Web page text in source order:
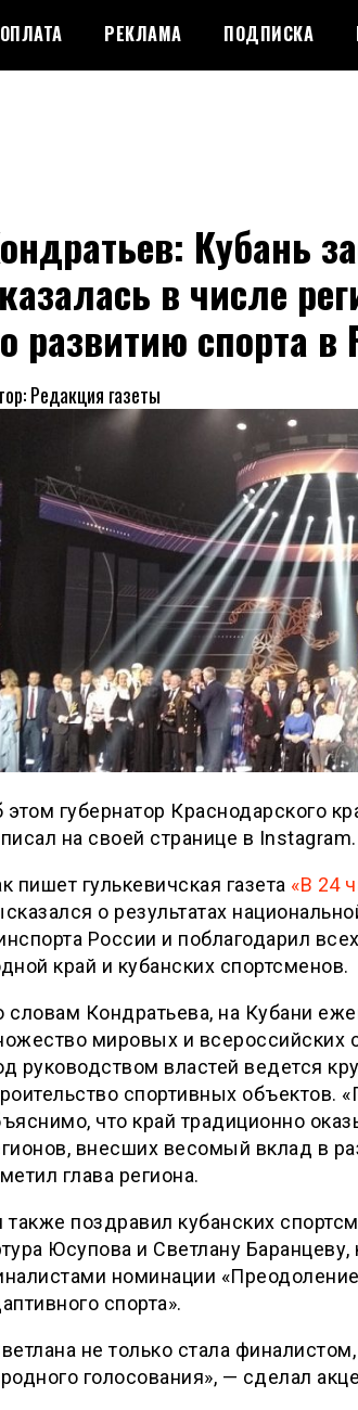
ОПЛАТА РЕКЛАМА ПОДПИСКА
Кубань
в числе
развитию спорта в
Редакция газеты
этом губернатор Краснодарского
на своей странице в Instagram.
пишет гулькевичская газета «В 24
о результатах
России и поблагодарил
край и кубанских спортсменов.
словам Кондратьева, на Кубани
мировых и всероссийских
руководством властей ведется
спортивных объектов.
что край традиционно
внесших весомый вклад в
глава региона.
также поздравил кубанских
Юсупова и Светлану Баранцеву,
номинации
спорта».
не только стала
голосования», — сделал